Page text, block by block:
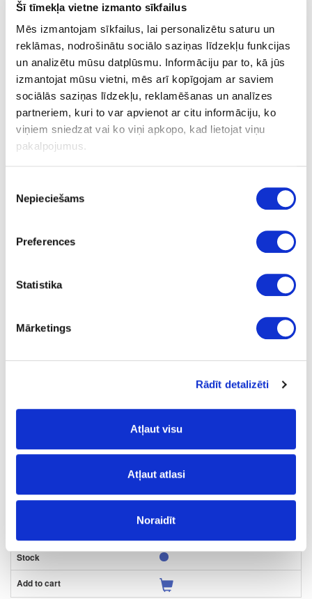
Šī tīmekļa vietne izmanto sīkfailus
Mēs izmantojam sīkfailus, lai personalizētu saturu un
reklāmas, nodrošinātu sociālo saziņas līdzekļu funkcijas
un analizētu mūsu datplūsmu. Informāciju par to, kā jūs
izmantojat mūsu vietni, mēs arī kopīgojam ar saviem
sociālās saziņas līdzekļu, reklamēšanas un analīzes
partneriem, kuri to var apvienot ar citu informāciju, ko
viņiem sniedzat vai ko viņi apkopo, kad lietojat viņu
pakalpojumus.
izvēle
Nepieciešams
Preferences
Statistika
Mārketings
Rādīt detalizēti
Atļaut visu
Atļaut atlasi
Noraidīt
Ask question
Share product link
Print
R081
Crescendo IXPE (with underlay)
1210
192
6